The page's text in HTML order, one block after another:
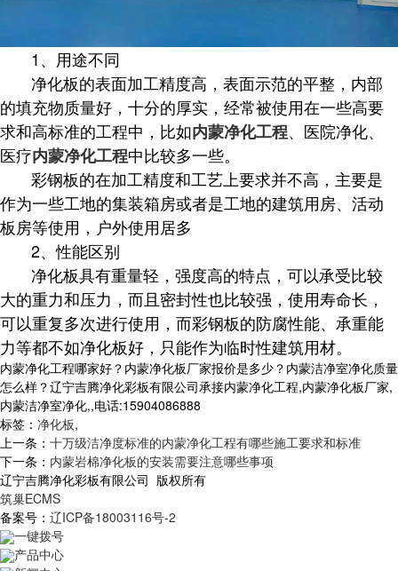
1、用途不同
净化板的表面加工精度高，表面示范的平整，内部
的填充物质量好，十分的厚实，经常被使用在一些高要
求和高标准的工程中，比如内蒙净化工程、医院净化、
医疗内蒙净化工程中比较多一些。
彩钢板的在加工精度和工艺上要求并不高，主要是
作为一些工地的集装箱房或者是工地的建筑用房、活动
板房等使用，户外使用居多
2、性能区别
净化板具有重量轻，强度高的特点，可以承受比较
大的重力和压力，而且密封性也比较强，使用寿命长，
可以重复多次进行使用，而彩钢板的防腐性能、承重能
力等都不如净化板好，只能作为临时性建筑用材。
内蒙净化工程哪家好？内蒙净化板厂家报价是多少？内蒙洁净室净化质量
怎么样？辽宁吉腾净化彩板有限公司承接内蒙净化工程,内蒙净化板厂家,
内蒙洁净室净化,,电话:15904086888
标签： 净化板,
上一条： 十万级洁净度标准的内蒙净化工程有哪些施工要求和标准
下一条： 内蒙岩棉净化板的安装需要注意哪些事项
辽宁吉腾净化彩板有限公司 版权所有
筑巢ECMS
备案号： 辽ICP备18003116号-2
一键拨号
产品中心